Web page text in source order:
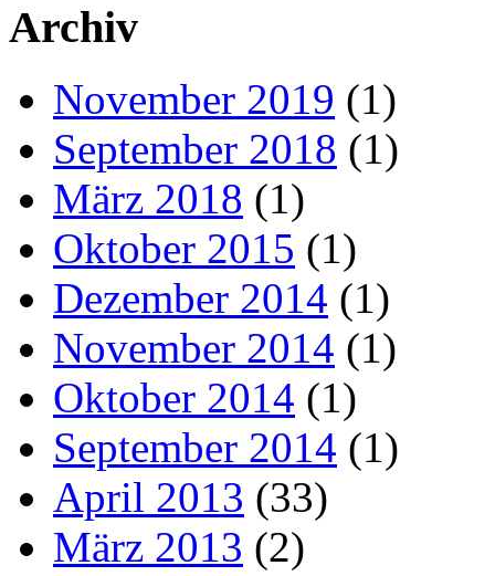
Archiv
November 2019 (1)
September 2018 (1)
März 2018 (1)
Oktober 2015 (1)
Dezember 2014 (1)
November 2014 (1)
Oktober 2014 (1)
September 2014 (1)
April 2013 (33)
März 2013 (2)